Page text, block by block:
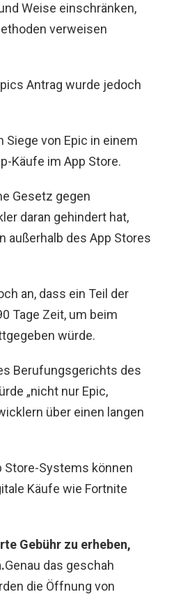
Weise einschränken,
verweisen
Antrag wurde jedoch
von Epic in einem
Käufe im App Store.
Gesetz gegen
daran gehindert hat,
außerhalb des App Stores
an, dass ein Teil der
Tage Zeit, um beim
würde.
Berufungsgerichts des
„nicht nur Epic,
über einen langen
Store-Systems können
Käufe wie Fortnite
Gebühr zu erheben,
Genau das geschah
die Öffnung von